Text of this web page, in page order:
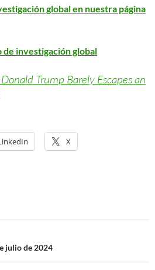
global en nuestra página
investigación global
Trump Barely Escapes an
X
julio de 2024